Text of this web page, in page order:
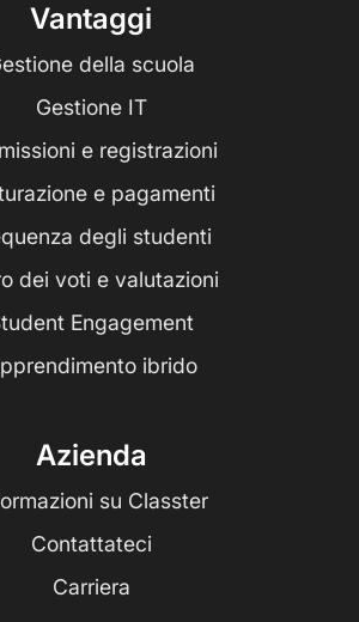
Vantaggi
della scuola
Gestione IT
e registrazioni
e pagamenti
degli studenti
dei voti e valutazioni
Engagement
ibrido
Azienda
su Classter
Contattateci
Carriera